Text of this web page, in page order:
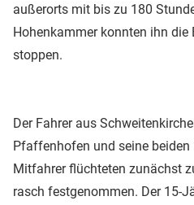
außerorts mit bis zu 180
Hohenkammer konnten ihn
stoppen.
Der Fahrer aus
Pfaffenhofen und seine
Mitfahrer flüchteten zunächst
rasch festgenommen. Der 15-